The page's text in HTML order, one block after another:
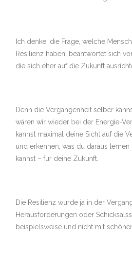
Ich denke, die Frage, welche
Resilienz haben, beantwortet sich
die sich eher auf die Zukunft
Denn die Vergangenheit selber
wären wir wieder bei der Energie-
kannst maximal deine Sicht auf die
und erkennen, was du daraus
kannst – für deine Zukunft.
Die Resilienz wurde ja in der
Herausforderungen oder
beispielsweise und nicht mit